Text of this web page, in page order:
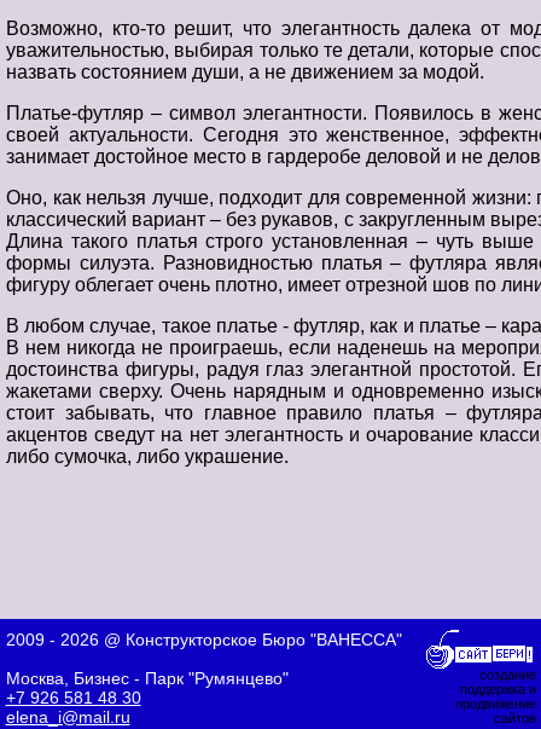
Возможно, кто-то решит, что элегантность далека
уважительностью, выбирая только те детали, которые
назвать состоянием души, а не движением за модой.
Платье-футляр – символ элегантности. Появилось в
своей актуальности. Сегодня это женственное,
занимает достойное место в гардеробе деловой и не
Оно, как нельзя лучше, подходит для современной
классический вариант – без рукавов, с закругленным
Длина такого платья строго установленная – чуть
формы силуэта. Разновидностью платья – футляра
фигуру облегает очень плотно, имеет отрезной шов по
В любом случае, такое платье - футляр, как и платье –
В нем никогда не проиграешь, если наденешь на
достоинства фигуры, радуя глаз элегантной
жакетами сверху. Очень нарядным и одновременно
стоит забывать, что главное правило платья –
акцентов сведут на нет элегантность и очарование
либо сумочка, либо украшение.
2009 - 2026 @ Конструкторское Бюро "ВАНЕССА"
Москва, Бизнес - Парк "Румянцево"
+7 926 581 48 30
elena_i@mail.ru
создание
поддержка и
продвижение
сайтов